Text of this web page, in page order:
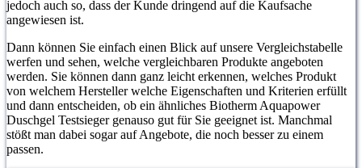
jedoch auch so, dass der Kunde dringend auf die Kaufsache
angewiesen ist.
Dann können Sie einfach einen Blick auf unsere Vergleichstabelle
werfen und sehen, welche vergleichbaren Produkte angeboten
werden. Sie können dann ganz leicht erkennen, welches Produkt
von welchem Hersteller welche Eigenschaften und Kriterien erfüllt
und dann entscheiden, ob ein ähnliches Biotherm Aquapower
Duschgel Testsieger genauso gut für Sie geeignet ist. Manchmal
stößt man dabei sogar auf Angebote, die noch besser zu einem
passen.